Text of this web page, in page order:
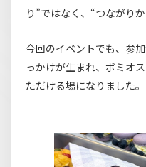
り”ではなく、“つながり
今回のイベントでも、参
っかけが生まれ、ボミオ
ただける場になりました。